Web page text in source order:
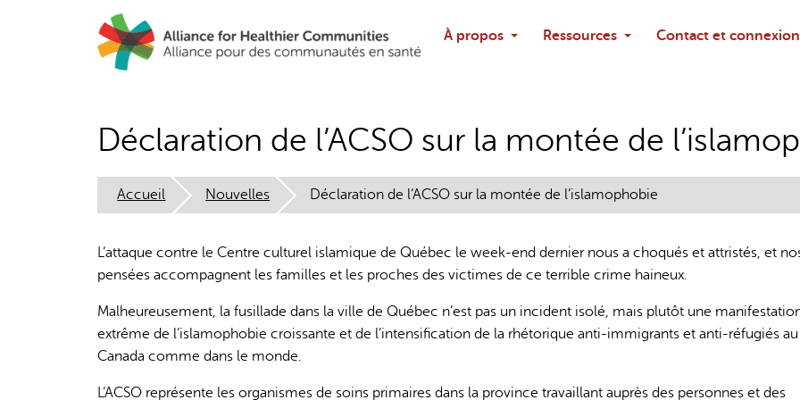
Poser une
À propos Ressources Contact et connexion
Déclaration de l’ACSO sur la montée de
Accueil Nouvelles Déclaration de l’ACSO sur la montée de l’islamophobie
L’attaque contre le Centre culturel islamique de Québec le week-end dernier nous a choqués et attristés, et
pensées accompagnent les familles et les proches des victimes de ce terrible crime haineux.
Malheureusement, la fusillade dans la ville de Québec n’est pas un incident isolé, mais plutôt une
extrême de l’islamophobie croissante et de l’intensification de la rhétorique anti-immigrants et anti-réfugiés au
Canada comme dans le monde.
L’ACSO représente les organismes de soins primaires dans la province travaillant auprès des personnes et des